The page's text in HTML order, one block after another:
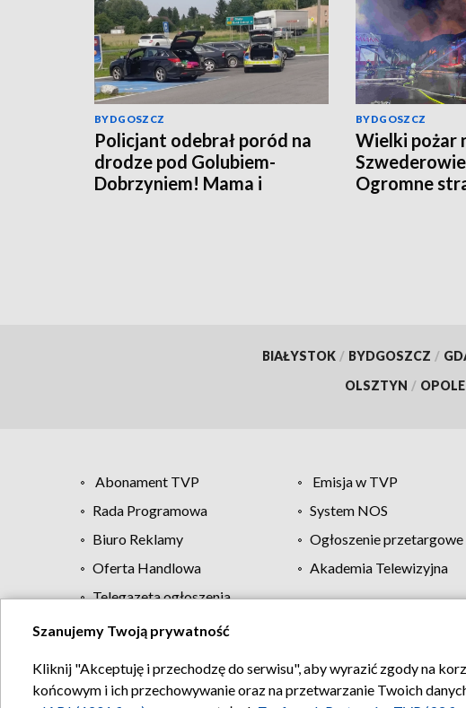
BYDGOSZCZ
Policjant odebrał poród na
drodze pod Golubiem-
Dobrzyniem! Mama i
BYDGOSZCZ
Wielki pożar
Ogromne
BIAŁYSTOK / BYDGOSZCZ /
OLSZTYN / OPOLE
Abonament TVP Emisja w TVP
Rada Programowa
System NOS
Biuro Reklamy
Ogłoszenie przetargowe
Oferta Handlowa
Akademia Telewizyjna
Telegazeta ogłoszenia
Regulamin TVP Polityka
Szanujemy Twoją prywatność
Kliknij "Akceptuję i przechodzę do serwisu", aby wyrazić zgody na
końcowym i ich przechowywanie oraz na przetwarzanie Twoich